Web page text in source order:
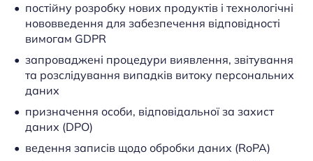
постійну розробку нових продуктів і технологічні
нововведення для забезпечення відповідності
вимогам GDPR
запроваджені процедури виявлення, звітування
та розслідування випадків витоку персональних
даних
призначення особи, відповідальної за захист
даних (DPO)
ведення записів щодо обробки даних (RoPA)